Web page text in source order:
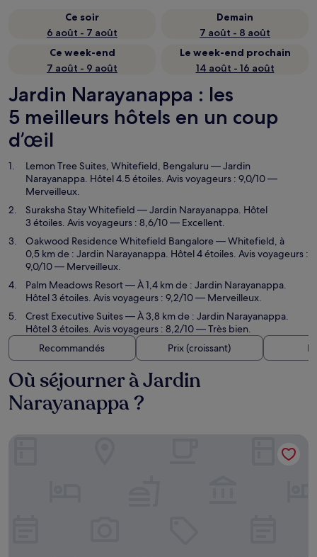
Ce soir
6 août - 7 août
Demain
7 août - 8 août
Ce week-end
7 août - 9 août
Le week-end prochain
14 août - 16 août
Jardin Narayanappa : les
5 meilleurs hôtels en un coup
d’œil
Lemon Tree Suites, Whitefield, Bengaluru — Jardin
Narayanappa. Hôtel 4.5 étoiles. Avis voyageurs : 9,0/10 —
Merveilleux.
Suraksha Stay Whitefield — Jardin Narayanappa. Hôtel
3 étoiles. Avis voyageurs : 8,6/10 — Excellent.
Oakwood Residence Whitefield Bangalore— Whitefield, à
0,5 km de : Jardin Narayanappa. Hôtel 4 étoiles. Avis voyageurs :
9,0/10 — Merveilleux.
Palm Meadows Resort— À 1,4 km de : Jardin Narayanappa.
Hôtel 3 étoiles. Avis voyageurs : 9,2/10 — Merveilleux.
Crest Executive Suites— À 3,8 km de : Jardin Narayanappa.
Hôtel 3 étoiles. Avis voyageurs : 8,2/10 — Très bien.
Recommandés
Prix (croissant)
Où séjourner à Jardin
Narayanappa ?